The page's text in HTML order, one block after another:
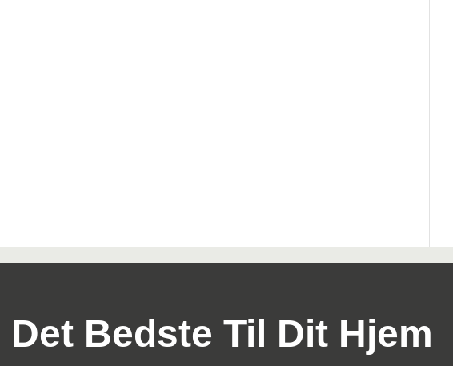
Det Bedste Til Dit Hjem